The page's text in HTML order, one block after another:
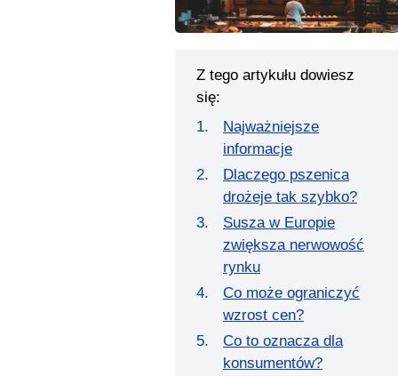
Z tego artykułu dowiesz
się:
Najważniejsze
informacje
Dlaczego pszenica
drożeje tak szybko?
Susza w Europie
zwiększa nerwowość
rynku
Co może ograniczyć
wzrost cen?
Co to oznacza dla
konsumentów?